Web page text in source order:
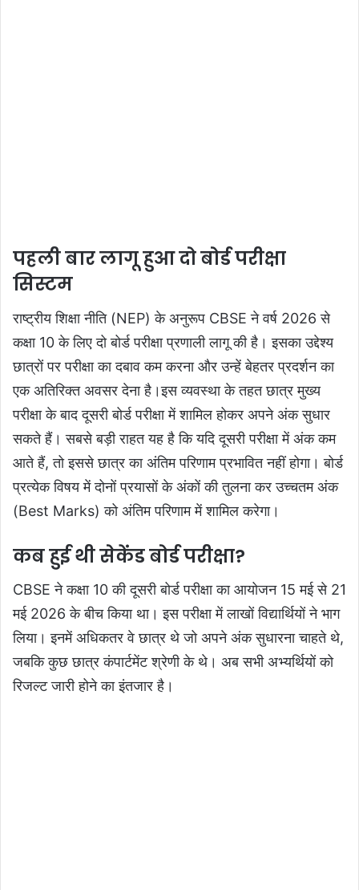
पहली बार लागू हुआ दो बोर्ड परीक्षा
सिस्टम
राष्ट्रीय शिक्षा नीति (NEP) के अनुरूप CBSE ने वर्ष 2026 से
कक्षा 10 के लिए दो बोर्ड परीक्षा प्रणाली लागू की है। इसका उद्देश्य
छात्रों पर परीक्षा का दबाव कम करना और उन्हें बेहतर प्रदर्शन का
एक अतिरिक्त अवसर देना है।इस व्यवस्था के तहत छात्र मुख्य
परीक्षा के बाद दूसरी बोर्ड परीक्षा में शामिल होकर अपने अंक सुधार
सकते हैं। सबसे बड़ी राहत यह है कि यदि दूसरी परीक्षा में अंक कम
आते हैं, तो इससे छात्र का अंतिम परिणाम प्रभावित नहीं होगा। बोर्ड
प्रत्येक विषय में दोनों प्रयासों के अंकों की तुलना कर उच्चतम अंक
(Best Marks) को अंतिम परिणाम में शामिल करेगा।
कब हुई थी सेकेंड बोर्ड परीक्षा?
CBSE ने कक्षा 10 की दूसरी बोर्ड परीक्षा का आयोजन 15 मई से 21
मई 2026 के बीच किया था। इस परीक्षा में लाखों विद्यार्थियों ने भाग
लिया। इनमें अधिकतर वे छात्र थे जो अपने अंक सुधारना चाहते थे,
जबकि कुछ छात्र कंपार्टमेंट श्रेणी के थे। अब सभी अभ्यर्थियों को
रिजल्ट जारी होने का इंतजार है।